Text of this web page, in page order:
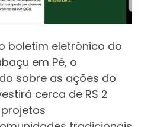
boletim eletrônico do
em Pé, o
sobre as ações do
cerca de R$ 2